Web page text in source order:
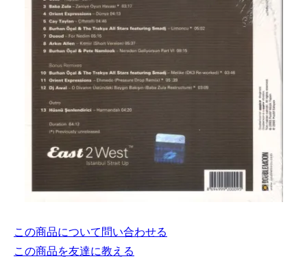
この商品について問い合わせる
この商品を友達に教える